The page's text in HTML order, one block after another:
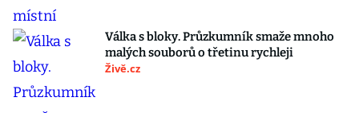
Válka s bloky. Průzkumník smaže mnoho
malých souborů o třetinu rychleji
Živě.cz